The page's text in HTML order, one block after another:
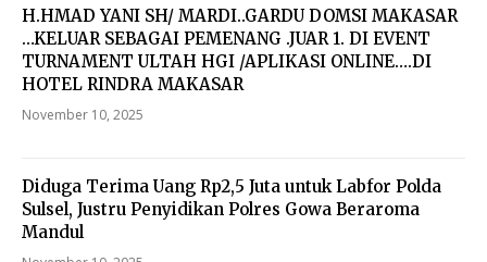
H.HMAD YANI SH/ MARDI..GARDU DOMSI MAKASAR
…KELUAR SEBAGAI PEMENANG .JUAR 1. DI EVENT
TURNAMENT ULTAH HGI /APLIKASI ONLINE….DI
HOTEL RINDRA MAKASAR
November 10, 2025
Diduga Terima Uang Rp2,5 Juta untuk Labfor Polda
Sulsel, Justru Penyidikan Polres Gowa Beraroma
Mandul